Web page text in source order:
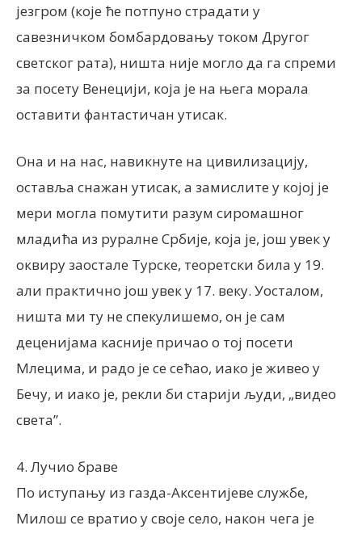
језгром (које ће потпуно страдати у
савезничком бомбардовању током Другог
светског рата), ништа није могло да га спреми
за посету Венецији, која је на њега морала
оставити фантастичан утисак.
Она и на нас, навикнуте на цивилизацију,
оставља снажан утисак, а замислите у којој је
мери могла помутити разум сиромашног
младића из руралне Србије, која је, још увек у
оквиру заостале Турске, теоретски била у 19.
али практично још увек у 17. веку. Уосталом,
ништа ми ту не спекулишемо, он је сам
деценијама касније причао о тој посети
Млецима, и радо је се сећао, иако је живео у
Бечу, и иако је, рекли би старији људи, „видео
света”.
4. Лучио браве
По иступању из газда-Аксентијеве службе,
Милош се вратио у своје село, након чега је